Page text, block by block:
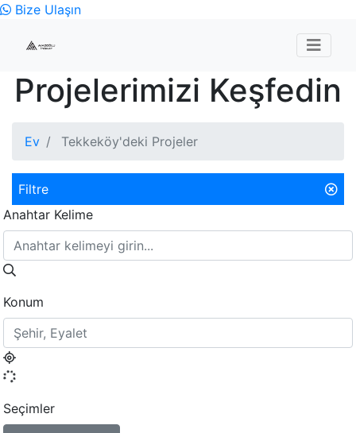
Bize Ulaşın
Projelerimizi Keşfedin
Ev Tekkeköy'deki Projeler
Filtre
Anahtar Kelime
Konum
Seçimler